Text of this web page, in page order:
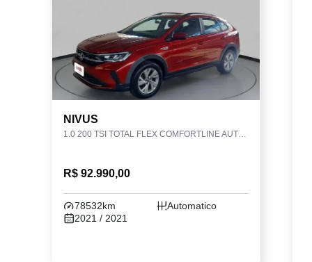
NIVUS
1.0 200 TSI TOTAL FLEX COMFORTLINE AUTOMÁTICO
R$ 92.990,00
78532km
Automatico
2021 / 2021